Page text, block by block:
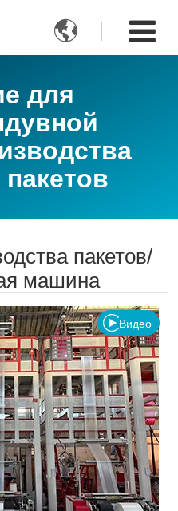

для
пакетов/
машина
Видео